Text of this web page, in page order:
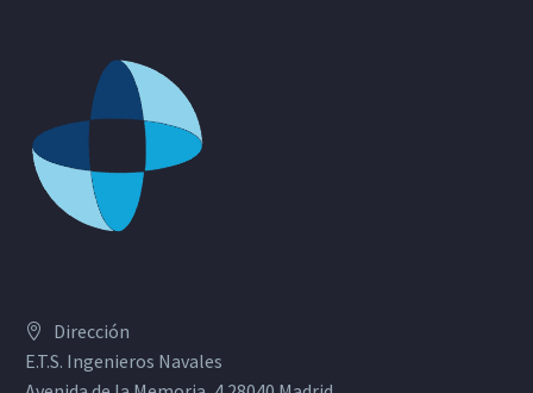
Dirección
E.T.S. Ingenieros Navales